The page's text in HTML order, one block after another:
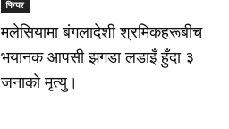
फिचर
मलेसियामा बंगलादेशी श्रमिकहरूबीच
भयानक आपसी झगडा लडाइँ हुँदा ३
जनाको मृत्यु।